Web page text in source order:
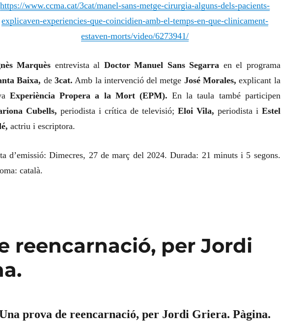
https://www.ccma.cat/3cat/manel-sans-metge-cirurgia-alguns-dels-pacients-
explicaven-experiencies-que-coincidien-amb-el-temps-en-que-clinicament-
estaven-morts/video/6273941/
Marquès entrevista al Doctor Manuel Sans Segarra en el programa
Baixa, de 3cat. Amb la intervenció del metge José Morales, explicant la
Experiència Propera a la Mort (EPM). En la taula també participen
Cubells, periodista i crítica de televisió; Eloi Vila, periodista i Estel
actriu i escriptora.
d’emissió: Dimecres, 27 de març del 2024. Durada: 21 minuts i 5 segons.
català.
reencarnació, per Jordi
prova de reencarnació, per Jordi Griera. Pàgina.